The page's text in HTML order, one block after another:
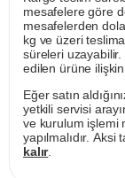
mesafelere göre
mesafelerden
kg ve üzeri
süreleri uzayabilir.
edilen ürüne
Eğer satın
yetkili servisi
ve kurulum işlemi
yapılmalıdır.
kalır.